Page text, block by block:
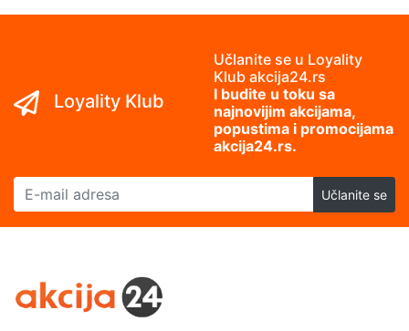
Loyality Klub
Učlanite se u Loyality
Klub akcija24.rs
I budite u toku sa
najnovijim akcijama,
popustima i promocijama
akcija24.rs.
E-mail adresa
Učlanite se